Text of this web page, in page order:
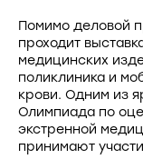
Помимо деловой
проходит
медицинских
поликлиника и
крови. Одним из
Олимпиада по
экстренной
принимают